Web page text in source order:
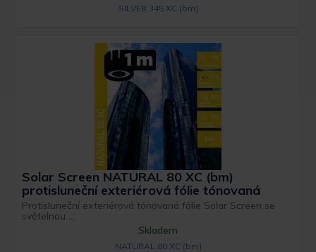
SILVER 345 XC (bm)
Solar Screen NATURAL 80 XC (bm)
protisluneční exteriérová fólie tónovaná
Protisluneční exteriérová tónovaná fólie Solar Screen se
světelnou ...
Skladem
NATURAL 80 XC (bm)